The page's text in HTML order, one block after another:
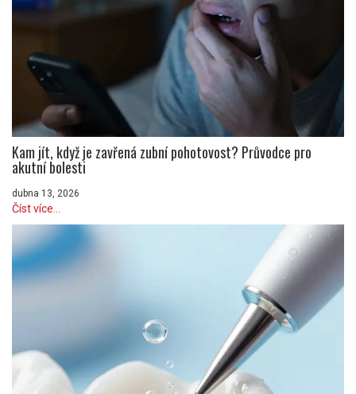
Kam jít, když je zavřená zubní pohotovost? Průvodce pro
akutní bolesti
dubna 13, 2026
Číst více...